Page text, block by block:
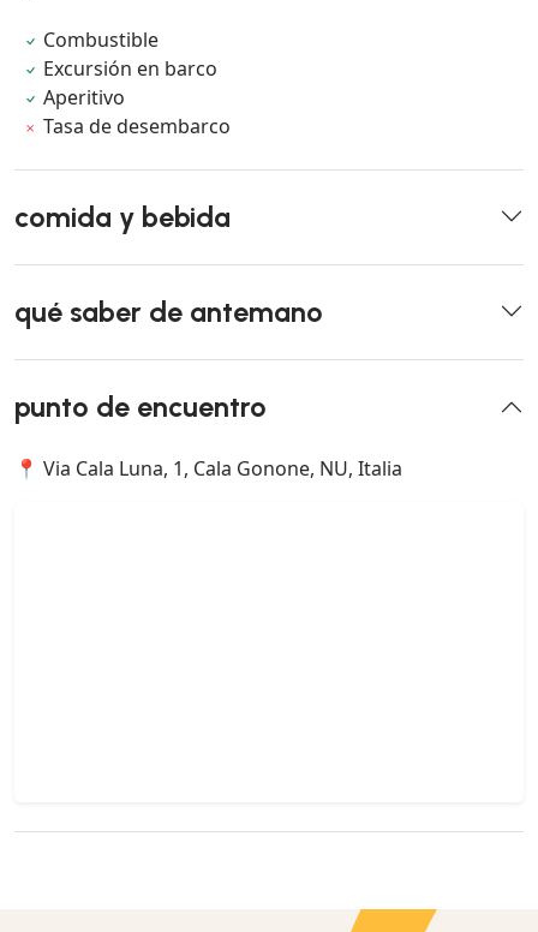
Combustible
Excursión en barco
Aperitivo
Tasa de desembarco
comida y bebida
qué saber de antemano
punto de encuentro
📍 Via Cala Luna, 1, Cala Gonone, NU, Italia